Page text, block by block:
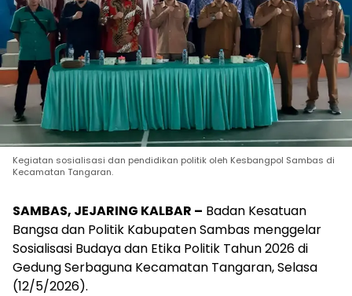
Kegiatan sosialisasi dan pendidikan politik oleh Kesbangpol Sambas di
Kecamatan Tangaran.
SAMBAS, JEJARING KALBAR – Badan Kesatuan
Bangsa dan Politik Kabupaten Sambas menggelar
Sosialisasi Budaya dan Etika Politik Tahun 2026 di
Gedung Serbaguna Kecamatan Tangaran, Selasa
(12/5/2026).